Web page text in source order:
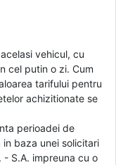
vehicul, cu
cel putin o zi. Cum
tarifului pentru
achizitionate se
perioadei de
baza unei solicitari
S.A. impreuna cu o